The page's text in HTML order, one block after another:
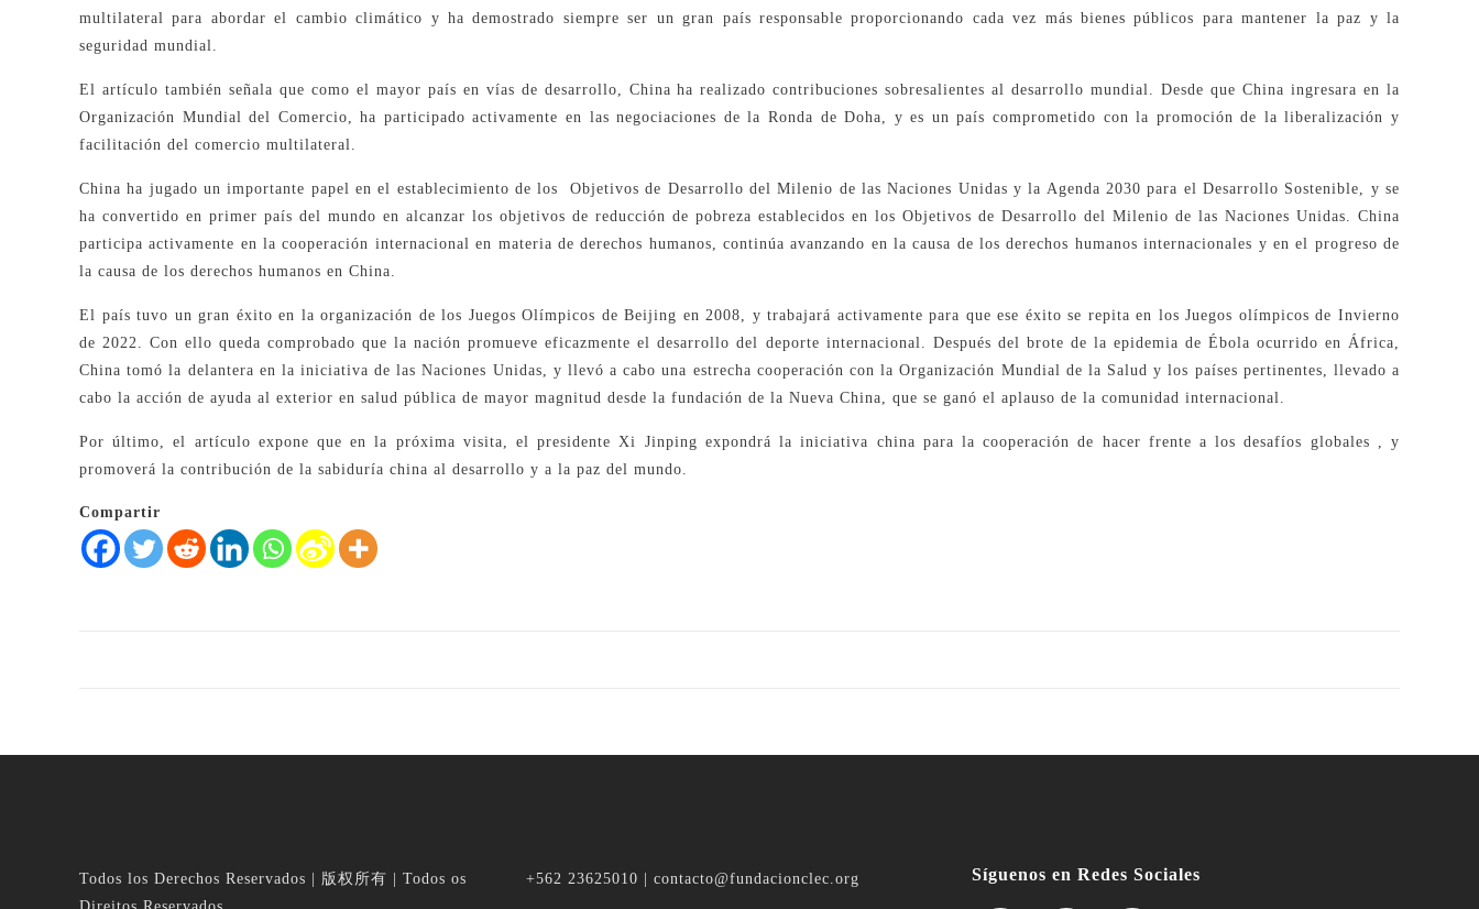
multilateral para abordar el cambio climático y ha demostrado siempre ser un gran país responsable proporcionando cada vez más bienes públicos para mantener la paz y la
seguridad mundial.
El artículo también señala que como el mayor país en vías de desarrollo, China ha realizado contribuciones sobresalientes al desarrollo mundial. Desde que China ingresara en la
Organización Mundial del Comercio, ha participado activamente en las negociaciones de la Ronda de Doha, y es un país comprometido con la promoción de la liberalización y
facilitación del comercio multilateral.
China ha jugado un importante papel en el establecimiento de los Objetivos de Desarrollo del Milenio de las Naciones Unidas y la Agenda 2030 para el Desarrollo Sostenible, y se
ha convertido en primer país del mundo en alcanzar los objetivos de reducción de pobreza establecidos en los Objetivos de Desarrollo del Milenio de las Naciones Unidas. China
participa activamente en la cooperación internacional en materia de derechos humanos, continúa avanzando en la causa de los derechos humanos internacionales y en el progreso de
la causa de los derechos humanos en China.
El país tuvo un gran éxito en la organización de los Juegos Olímpicos de Beijing en 2008, y trabajará activamente para que ese éxito se repita en los Juegos olímpicos de Invierno
de 2022. Con ello queda comprobado que la nación promueve eficazmente el desarrollo del deporte internacional. Después del brote de la epidemia de Ébola ocurrido en África,
China tomó la delantera en la iniciativa de las Naciones Unidas, y llevó a cabo una estrecha cooperación con la Organización Mundial de la Salud y los países pertinentes, llevado a
cabo la acción de ayuda al exterior en salud pública de mayor magnitud desde la fundación de la Nueva China, que se ganó el aplauso de la comunidad internacional.
Por último, el artículo expone que en la próxima visita, el presidente Xi Jinping expondrá la iniciativa china para la cooperación de hacer frente a los desafíos globales , y
promoverá la contribución de la sabiduría china al desarrollo y a la paz del mundo.
Compartir
Todos los Derechos Reservados | 版权所有 | Todos os
+562 23625010 | contacto@fundacionclec.org Síguenos en Redes Sociales